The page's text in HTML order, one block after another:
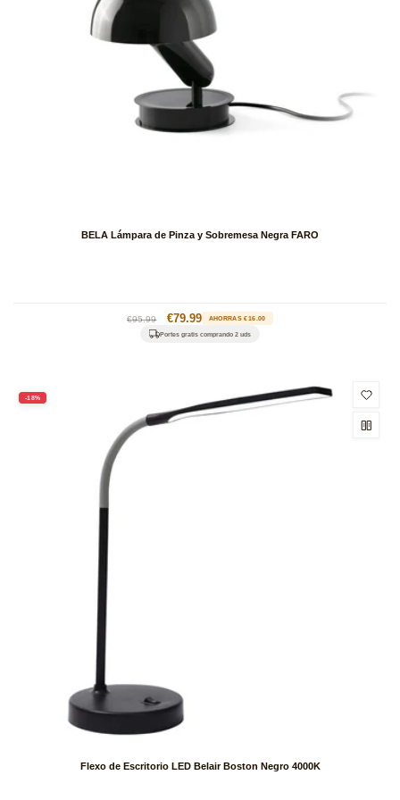
BELA Lámpara de Pinza y Sobremesa Negra FARO
Precio
habitual
€95.99
Precio
de
€79.99 AHORRAS €16.00
Portes gratis comprando 2 uds
-18%
Flexo de Escritorio LED Belair Boston Negro 4000K